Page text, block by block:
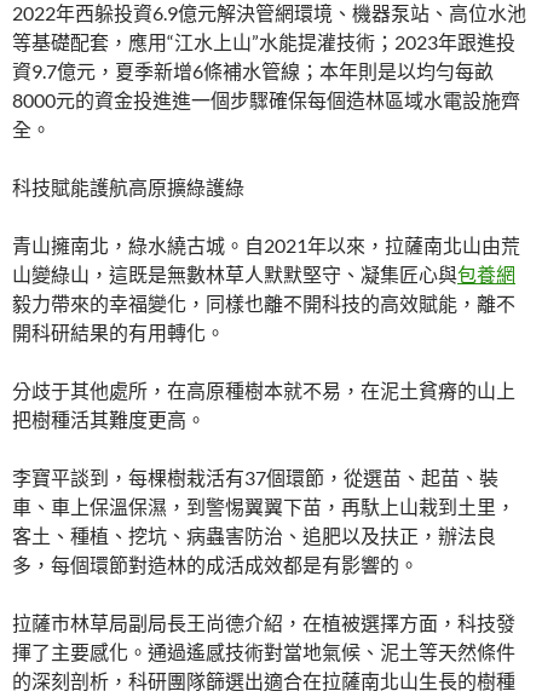
2022年西躲投資6.9億元解決管網環境、機器泵站、高位水池
等基礎配套，應用“江水上山”水能提灌技術；2023年跟進投
資9.7億元，夏季新增6條補水管線；本年則是以均勻每畝
8000元的資金投進進一個步驟確保每個造林區域水電設施齊
全。
科技賦能護航高原擴綠護綠
青山擁南北，綠水繞古城。自2021年以來，拉薩南北山由荒
山變綠山，這既是無數林草人默默堅守、凝集匠心與包養網
毅力帶來的幸福變化，同樣也離不開科技的高效賦能，離不
開科研結果的有用轉化。
分歧于其他處所，在高原種樹本就不易，在泥土貧瘠的山上
把樹種活其難度更高。
李寶平談到，每棵樹栽活有37個環節，從選苗、起苗、裝
車、車上保溫保濕，到警惕翼翼下苗，再馱上山栽到土里，
客土、種植、挖坑、病蟲害防治、追肥以及扶正，辦法良
多，每個環節對造林的成活成效都是有影響的。
拉薩市林草局副局長王尚德介紹，在植被選擇方面，科技發
揮了主要感化。通過遙感技術對當地氣候、泥土等天然條件
的深刻剖析，科研團隊篩選出適合在拉薩南北山生長的樹種